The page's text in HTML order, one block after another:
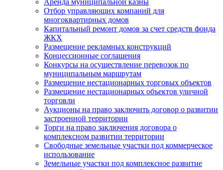
Аренда муниципальной казны
Отбор управляющих компаний для
многоквартирных домов
Капитальный ремонт домов за счет средств фонда
ЖКХ
Размещение рекламных конструкций
Концессионные соглашения
Конкурсы на осуществление перевозок по
муниципальным маршрутам
Размещение нестационарных торговых объектов
Размещение нестационарных объектов уличной
торговли
Аукционы на право заключить договор о развитии
застроенной территории
Торги на право заключения договора о
комплексном развитии территории
Свободные земельные участки под коммерческое
использование
Земельные участки под комплексное развитие